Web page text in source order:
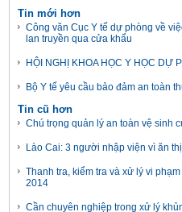
Tin mới hơn
Công văn Cục Y tế dự phòng về
lan truyền qua cửa khẩu
HỘI NGHỊ KHOA HỌC Y HỌC DỰ
Bộ Y tế yêu cầu bảo đảm an toàn
Tin cũ hơn
Chú trọng quản lý an toàn vệ sinh
Lào Cai: 3 người nhập viện vì ăn
Thanh tra, kiểm tra và xử lý vi
2014
Cần chuyên nghiệp trong xử lý